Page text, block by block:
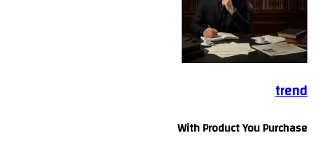
trend
With Product You Purchase